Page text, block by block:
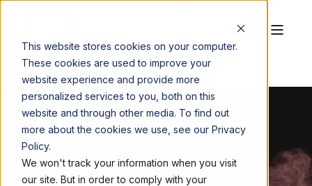
This website stores cookies on your computer.
These cookies are used to improve your
website experience and provide more
personalized services to you, both on this
website and through other media. To find out
more about the cookies we use, see our Privacy
Policy.
We won't track your information when you visit
our site. But in order to comply with your
QUEST WORKSPACES